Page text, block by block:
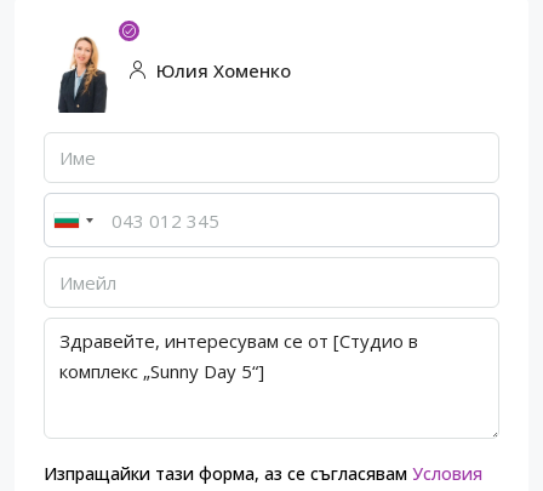
Юлия Хоменко
Изпращайки тази форма, аз се съгласявам Условия